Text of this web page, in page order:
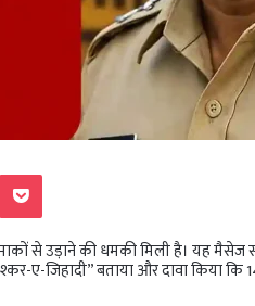
Pocket
से उड़ाने की धमकी मिली है। यह मैसेज
ए-जिहादी” बताया और दावा किया कि